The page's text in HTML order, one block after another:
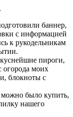
баннер,
с информацией
к рукодельникам
пироги,
огорода моих
блокноты с
было купить,
нашего